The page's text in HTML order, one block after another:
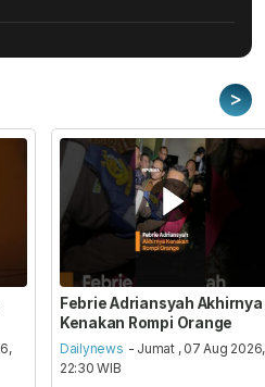
>
Febrie Adriansyah Akhirnya
Kenakan Rompi Orange
Dailynews - Jumat , 07 Aug 2026,
22:30 WIB